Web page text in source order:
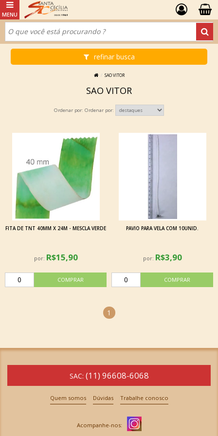
refinar busca
SAO VITOR
SAO VITOR
Ordenar por:
FITA DE TNT 40MM X 24M - MESCLA VERDE
por: R$15,90
PAVIO PARA VELA COM 10UNID.
por: R$3,90
1
SAC: (11) 96608-6068
Quem somos Dúvidas Trabalhe conosco